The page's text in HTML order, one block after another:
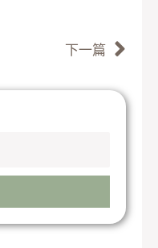
下一篇